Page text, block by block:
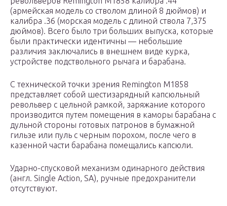
(армейская модель со стволом длиной 8 дюймов) и
калибра .36 (морская модель с длиной ствола 7,375
дюймов). Всего было три больших выпуска, которые
были практически идентичны — небольшие
различия заключались в внешнем виде курка,
устройстве подствольного рычага и барабана.
С технической точки зрения Remington M1858
представляет собой шестизарядный капсюльный
револьвер с цельной рамкой, заряжание которого
производится путем помещения в каморы барабана с
дульной стороны готовых патронов в бумажной
гильзе или пуль с черным порохом, после чего в
казенной части барабана помещались капсюли.
Ударно-спусковой механизм одинарного действия
(англ. Single Action, SA), ручные предохранители
отсутствуют.